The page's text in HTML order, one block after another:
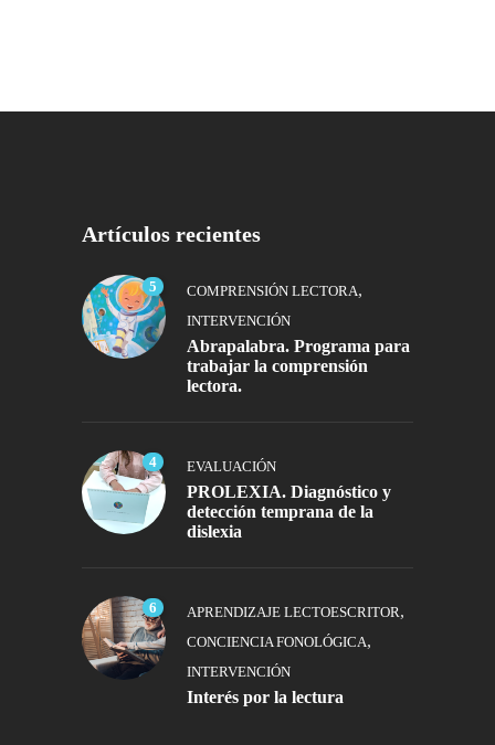
Artículos recientes
5 COMPRENSIÓN LECTORA,
INTERVENCIÓN
Abrapalabra. Programa para
trabajar la comprensión
lectora.
4 EVALUACIÓN
PROLEXIA. Diagnóstico y
detección temprana de la
dislexia
6 APRENDIZAJE LECTOESCRITOR,
CONCIENCIA FONOLÓGICA,
INTERVENCIÓN
Interés por la lectura